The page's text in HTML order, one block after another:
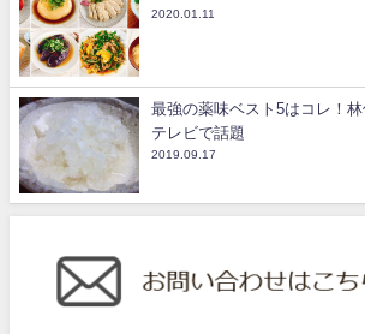
2020.01.11
最強の薬味ベスト5はコレ！
テレビで話題
2019.09.17